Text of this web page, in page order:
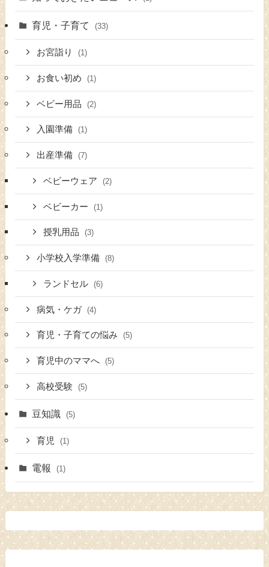
育児・子育て (33)
お宮詣り (1)
お食い初め (1)
ベビー用品 (2)
入園準備 (1)
出産準備 (7)
ベビーウェア (2)
ベビーカー (1)
授乳用品 (3)
小学校入学準備 (8)
ランドセル (6)
病気・ケガ (4)
育児・子育ての悩み (5)
育児中のママへ (5)
高校受験 (5)
豆知識 (5)
育児 (1)
電報 (1)